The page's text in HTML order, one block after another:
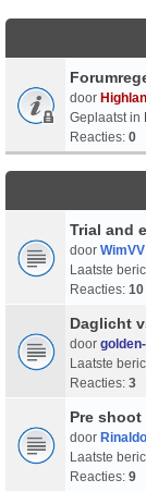
door
Geplaatst in
Reacties: 0
Trial and
door WimVV
Laatste
Reacties: 10
Daglicht
door
Laatste
Reacties: 3
Pre shoot
door
Laatste
Reacties: 9